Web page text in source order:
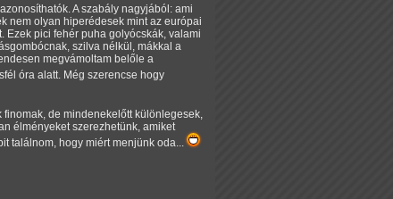
A szabály nagyjából: ami
nem olyan hiperédesek mint az európai
Ezek pici fehér puha golyócskák, valami
szilva nélkül, mákkal a
megvámoltam belőle a
óra alatt. Még szerencse hogy
de mindenekelőtt különlegesek,
élményeket szerezhetünk, amiket
találnom, hogy miért menjünk oda...